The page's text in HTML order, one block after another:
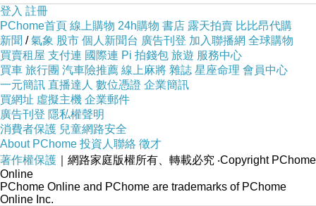
登入 註冊
PChome首頁 線上購物 24h購物 書店 露天拍賣 比比昂代購
新聞 /氣象 股市 個人新聞台 廣告刊登 加入聯播網 全球購物
買賣租屋 支付連 國際連 Pi 拍錢包 旅遊 服務中心
買車 旅行團 汽車險推薦 線上麻將 雜誌 星座命理 會員中心
一元簡訊 直播達人 數位憑證 企業簡訊
買網址 虛擬主機 企業郵件
廣告刊登 隱私權聲明
消費者保護 兒童網路安全
About PChome 投資人聯絡 徵才
著作權保護 ｜網路家庭版權所有、轉載必究 ‧Copyright PChome
Online
PChome Online and PChome are trademarks of PChome
Online Inc.